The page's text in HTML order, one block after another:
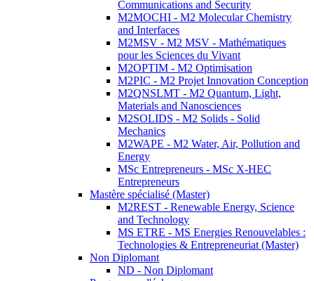
Communications and Security
M2MOCHI - M2 Molecular Chemistry
and Interfaces
M2MSV - M2 MSV - Mathématiques
pour les Sciences du Vivant
M2OPTIM - M2 Optimisation
M2PIC - M2 Projet Innovation Conception
M2QNSLMT - M2 Quantum, Light,
Materials and Nanosciences
M2SOLIDS - M2 Solids - Solid
Mechanics
M2WAPE - M2 Water, Air, Pollution and
Energy
MSc Entrepreneurs - MSc X-HEC
Entrepreneurs
Mastère spécialisé (Master)
M2REST - Renewable Energy, Science
and Technology
MS ETRE - MS Energies Renouvelables :
Technologies & Entrepreneuriat (Master)
Non Diplomant
ND - Non Diplomant